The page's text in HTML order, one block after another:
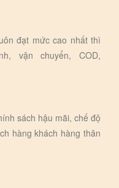
đạt mức cao nhất thì
vận chuyển, COD,
sách hậu mãi, chế độ
hàng khách hàng thân